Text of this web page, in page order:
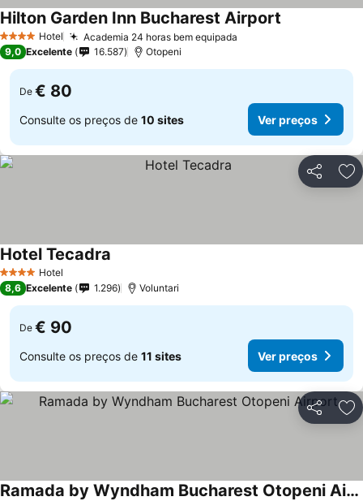
4 EstrelasHotel Academia 24 horas bem equipada
Hilton Garden Inn Bucharest Airport
9,0 Excelente 16.587 Otopeni
De € 80
Consulte os preços de 10 sites Ver preços
Partilhar
4 EstrelasHotel
Hotel Tecadra
8,6 Excelente 1.296 Voluntari
De € 90
Consulte os preços de 11 sites Ver preços
Partilhar
Ramada by Wyndham Bucharest Otopeni Airport